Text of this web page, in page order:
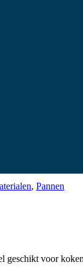
, Pannen
geschikt voor